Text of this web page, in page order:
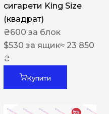
сигарети King Size
(квадрат)
₴600 за блок
$530 за ящик≈ 23 850
₴
Купити